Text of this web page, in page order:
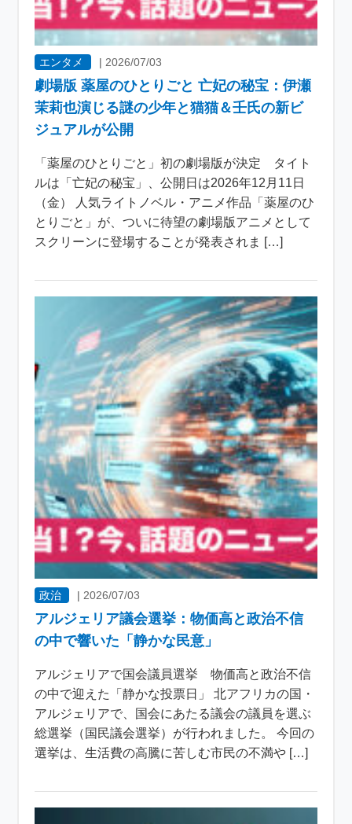
エンタメ | 2026/07/03
劇場版 薬屋のひとりごと 亡妃の秘宝：伊瀬
茉莉也演じる謎の少年と猫猫＆壬氏の新ビ
ジュアルが公開
「薬屋のひとりごと」初の劇場版が決定 タイト
ルは「亡妃の秘宝」、公開日は2026年12月11日
（金） 人気ライトノベル・アニメ作品「薬屋のひ
とりごと」が、ついに待望の劇場版アニメとして
スクリーンに登場することが発表されま […]
政治 | 2026/07/03
アルジェリア議会選挙：物価高と政治不信
の中で響いた「静かな民意」
アルジェリアで国会議員選挙 物価高と政治不信
の中で迎えた「静かな投票日」 北アフリカの国・
アルジェリアで、国会にあたる議会の議員を選ぶ
総選挙（国民議会選挙）が行われました。 今回の
選挙は、生活費の高騰に苦しむ市民の不満や […]